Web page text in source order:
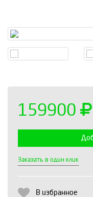
159900
Заказать в один клик
В избранное